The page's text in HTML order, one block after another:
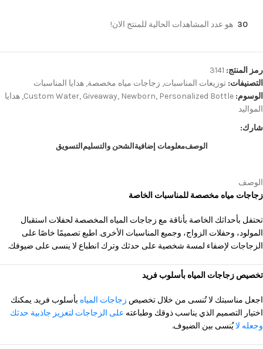
30 هو عدد المشاهدات الحالية للمنتج الان!
رمز المنتج: 3141
التصنيفات: توزيعات المناسبات, زجاجات مياه مخصصة, هدايا المناسبات
الوسوم:
Custom Water, Giveaway, Newborn, Personalized Bottle
, هدايا
المواليد
شارك:
الوصفمعلومات إضافية الشحن والتسليم التسويق
الوصف
زجاجات مياه مخصصة للمناسبات الخاصة
تحتفل بأحداثك الخاصة بأناقة مع زجاجات المياه المخصصة لحفلات استقبال
المولود، وحفلات الزواج، وجميع المناسبات الأخرى. اطبع تصميمًا خاصًا على
الزجاجات لإضفاء لمسة شخصية على حدثك وترك انطباع لا ينسى على ضيوفك.
تخصيص زجاجات المياه بأسلوب فريد
اجعل مناسبتك لا تُنسى من خلال تخصيص زجاجات المياه بأسلوب فريد. يمكنك
اختيار التصميم الذي يناسب ذوقك وطباعته على الزجاجات لتعزيز جاذبية حدثك
وجعله لايُنسى بين الضيوف.